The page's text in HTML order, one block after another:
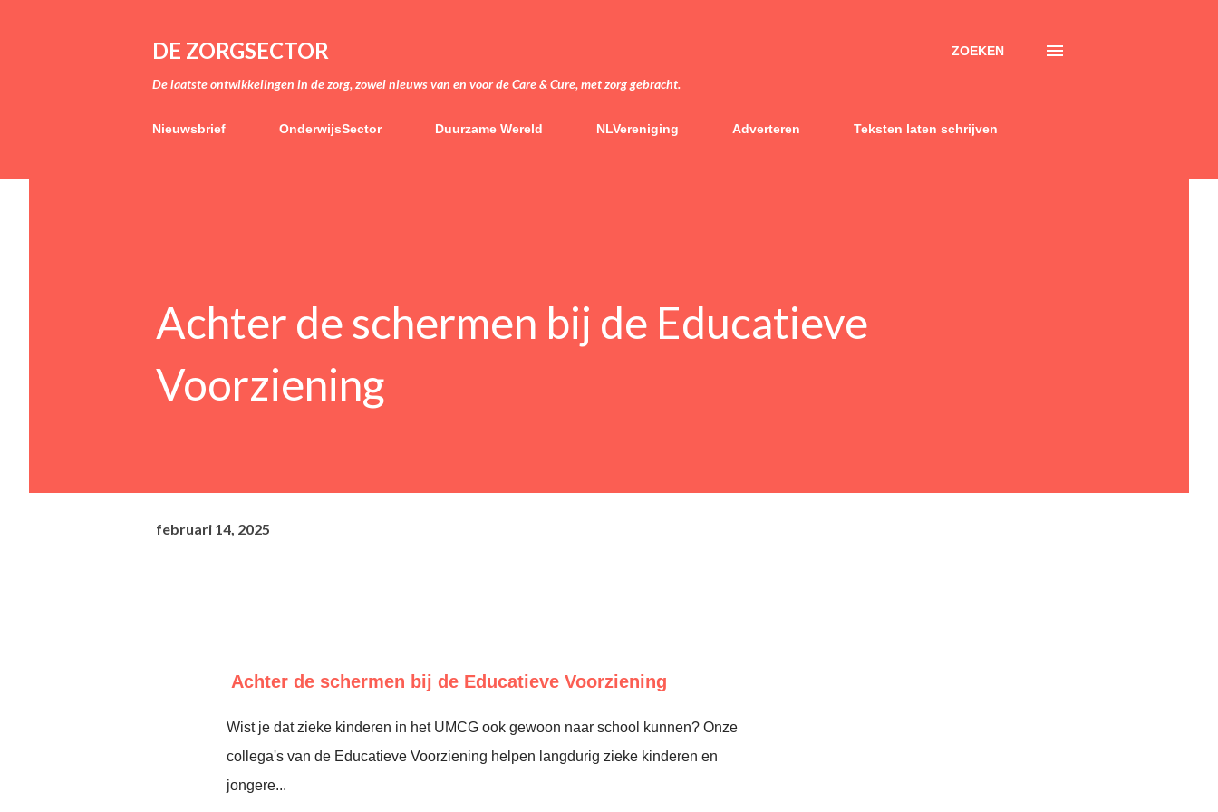
DE ZORGSECTOR
De laatste ontwikkelingen in de zorg, zowel nieuws van en voor de Care & Cure, met zorg gebracht.
ZOEKEN
Nieuwsbrief OnderwijsSector Duurzame Wereld NLVereniging Adverteren Teksten laten schrijven
Achter de schermen bij de Educatieve
Voorziening
februari 14, 2025
Achter de schermen bij de Educatieve Voorziening
Wist je dat zieke kinderen in het UMCG ook gewoon naar school kunnen? Onze
collega's van de Educatieve Voorziening helpen langdurig zieke kinderen en
jongere...